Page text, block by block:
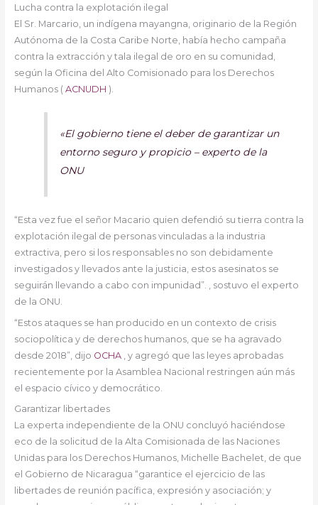
Lucha contra la explotación ilegal
El Sr. Marcario, un indígena mayangna, originario de la Región
Autónoma de la Costa Caribe Norte, había hecho campaña
contra la extracción y tala ilegal de oro en su comunidad,
según la Oficina del Alto Comisionado para los Derechos
Humanos ( ACNUDH ).
«El gobierno tiene el deber de garantizar un
entorno seguro y propicio – experto de la
ONU
“Esta vez fue el señor Macario quien defendió su tierra contra la
explotación ilegal de personas vinculadas a la industria
extractiva, pero si los responsables no son debidamente
investigados y llevados ante la justicia, estos asesinatos se
seguirán llevando a cabo con impunidad”. , sostuvo el experto
de la ONU.
“Estos ataques se han producido en un contexto de crisis
sociopolítica y de derechos humanos, que se ha agravado
desde 2018”, dijo OCHA, y agregó que las leyes aprobadas
recientemente por la Asamblea Nacional restringen aún más
el espacio cívico y democrático.
Garantizar libertades
La experta independiente de la ONU concluyó haciéndose
eco de la solicitud de la Alta Comisionada de las Naciones
Unidas para los Derechos Humanos, Michelle Bachelet, de que
el Gobierno de Nicaragua “garantice el ejercicio de las
libertades de reunión pacífica, expresión y asociación; y